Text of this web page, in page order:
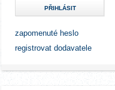
PŘIHLÁSIT
zapomenuté heslo
registrovat dodavatele